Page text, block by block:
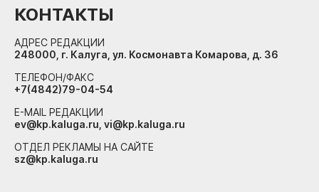
КОНТАКТЫ
АДРЕС РЕДАКЦИИ
248000, г. Калуга, ул. Космонавта Комарова, д. 36
ТЕЛЕФОН/ФАКС
+7(4842)79-04-54
E-MAIL РЕДАКЦИИ
ev@kp.kaluga.ru, vi@kp.kaluga.ru
ОТДЕЛ РЕКЛАМЫ НА САЙТЕ
sz@kp.kaluga.ru